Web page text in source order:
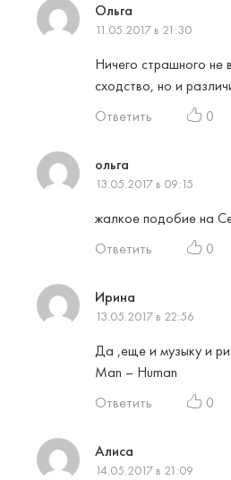
Ольга
11.05.2017 в 21:30
Ничего страшного не
сходство, но и
Ответить
0
ольга
13.05.2017 в 09:15
жалкое подобие на
Ответить
0
Ирина
13.05.2017 в 22:56
Да ,еще и музыку и
Man – Human
Ответить
0
Алиса
14.05.2017 в 21:09